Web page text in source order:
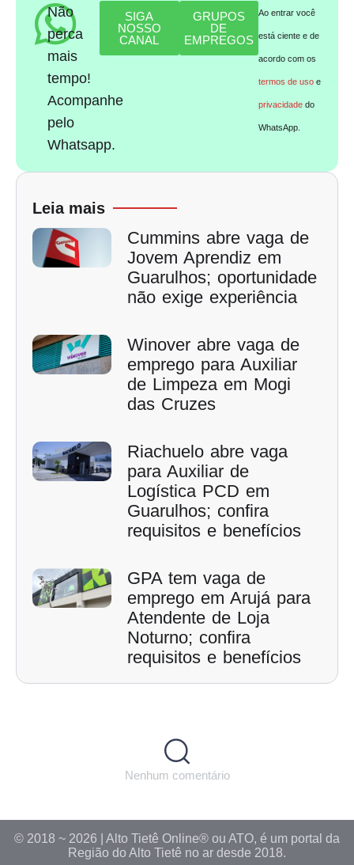
Não
perca
mais
tempo!
Acompanhe
pelo
Whatsapp.
SIGA
NOSSO
CANAL
GRUPOS
DE
EMPREGOS
Ao entrar você
está ciente e de
acordo com os
termos de uso e
privacidade do
WhatsApp.
Leia mais
Cummins abre vaga de
Jovem Aprendiz em
Guarulhos; oportunidade
não exige experiência
Winover abre vaga de
emprego para Auxiliar
de Limpeza em Mogi
das Cruzes
Riachuelo abre vaga
para Auxiliar de
Logística PCD em
Guarulhos; confira
requisitos e benefícios
GPA tem vaga de
emprego em Arujá para
Atendente de Loja
Noturno; confira
requisitos e benefícios
Nenhum comentário
© 2018 ~ 2026 | Alto Tietê Online® ou ATO, é um portal da
Região do Alto Tietê no ar desde 2018.